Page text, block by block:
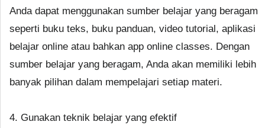
Anda dapat menggunakan sumber belajar yang beragam
seperti buku teks, buku panduan, video tutorial, aplikasi
belajar online atau bahkan app online classes. Dengan
sumber belajar yang beragam, Anda akan memiliki lebih
banyak pilihan dalam mempelajari setiap materi.
4. Gunakan teknik belajar yang efektif